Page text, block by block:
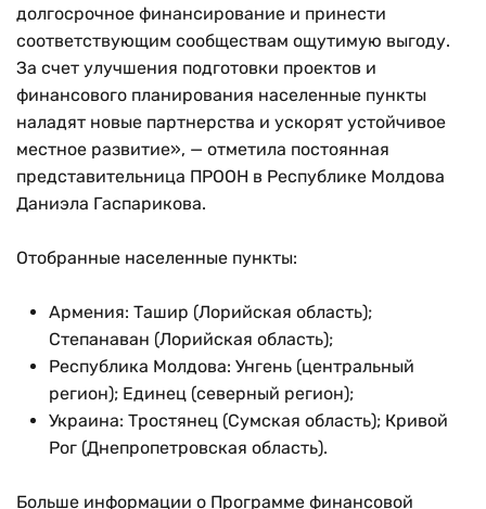
долгосрочное финансирование и принести
соответствующим сообществам ощутимую выгоду.
За счет улучшения подготовки проектов и
финансового планирования населенные пункты
наладят новые партнерства и ускорят устойчивое
местное развитие», — отметила постоянная
представительница ПРООН в Республике Молдова
Даниэла Гаспарикова.
Отобранные населенные пункты:
Армения: Ташир (Лорийская область);
Степанаван (Лорийская область);
Республика Молдова: Унгень (центральный
регион); Единец (северный регион);
Украина: Тростянец (Сумская область); Кривой
Рог (Днепропетровская область).
Больше информации о Программе финансовой